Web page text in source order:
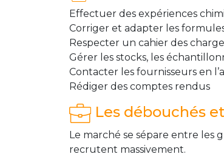
Effectuer des expériences
Corriger et adapter les
Respecter un cahier des
Gérer les stocks, les
Contacter les fournisseurs en
Rédiger des comptes rendus
Les débouchés
Le marché se sépare entre les
recrutent massivement.